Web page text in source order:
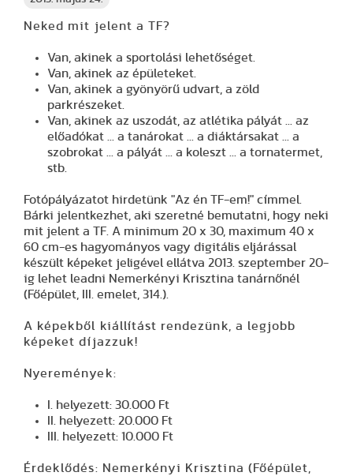
Neked mit jelent a TF?
Van, akinek a sportolási lehetőséget.
Van, akinek az épületeket.
Van, akinek a gyönyörű udvart, a zöld
parkrészeket.
Van, akinek az uszodát, az atlétika pályát ... az
előadókat ... a tanárokat ... a diáktársakat ... a
szobrokat ... a pályát ... a koleszt ... a tornatermet,
stb.
Fotópályázatot hirdetünk "Az én TF-em!" címmel.
Bárki jelentkezhet, aki szeretné bemutatni, hogy neki
mit jelent a TF. A minimum 20 x 30, maximum 40 x
60 cm-es hagyományos vagy digitális eljárással
készült képeket jeligével ellátva 2013. szeptember 20-
ig lehet leadni Nemerkényi Krisztina tanárnőnél
(Főépület, III. emelet, 314.).
A képekből kiállítást rendezünk, a legjobb
képeket díjazzuk!
Nyeremények:
I. helyezett: 30.000 Ft
II. helyezett: 20.000 Ft
III. helyezett: 10.000 Ft
Érdeklődés: Nemerkényi Krisztina (Főépület,